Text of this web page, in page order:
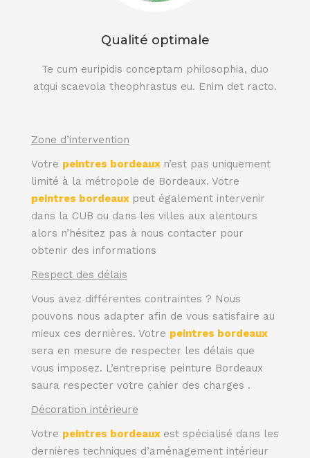
Qualité optimale
Te cum euripidis conceptam philosophia, duo
atqui scaevola theophrastus eu. Enim det racto.
Zone d’intervention
Votre peintres bordeaux n’est pas uniquement
limité à la métropole de Bordeaux. Votre
peintres bordeaux peut également intervenir
dans la CUB ou dans les villes aux alentours
alors n’hésitez pas à nous contacter pour
obtenir des informations
Respect des délais
Vous avez différentes contraintes ? Nous
pouvons nous adapter afin de vous satisfaire au
mieux ces dernières. Votre peintres bordeaux
sera en mesure de respecter les délais que
vous imposez. L’entreprise peinture Bordeaux
saura respecter votre cahier des charges .
Décoration intérieure
Votre peintres bordeaux est spécialisé dans les
dernières techniques d’aménagement intérieur